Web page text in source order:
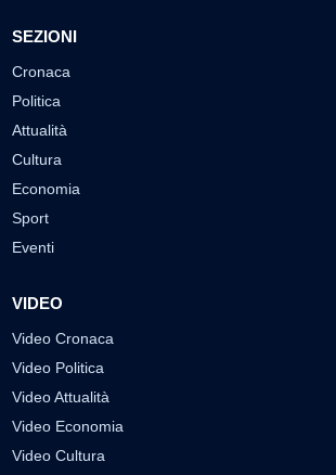
SEZIONI
Cronaca
Politica
Attualità
Cultura
Economia
Sport
Eventi
VIDEO
Video Cronaca
Video Politica
Video Attualità
Video Economia
Video Cultura